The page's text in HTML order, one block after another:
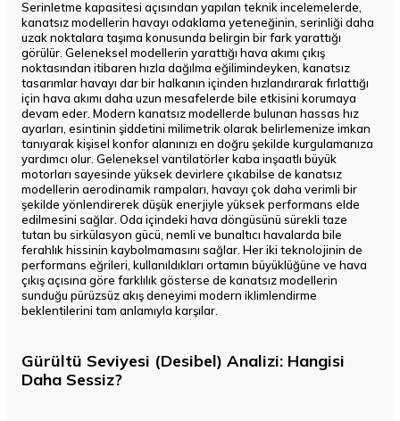
Serinletme kapasitesi açısından yapılan teknik incelemelerde,
kanatsız modellerin havayı odaklama yeteneğinin, serinliği daha
uzak noktalara taşıma konusunda belirgin bir fark yarattığı
görülür. Geleneksel modellerin yarattığı hava akımı çıkış
noktasından itibaren hızla dağılma eğilimindeyken, kanatsız
tasarımlar havayı dar bir halkanın içinden hızlandırarak fırlattığı
için hava akımı daha uzun mesafelerde bile etkisini korumaya
devam eder. Modern kanatsız modellerde bulunan hassas hız
ayarları, esintinin şiddetini milimetrik olarak belirlemenize imkan
tanıyarak kişisel konfor alanınızı en doğru şekilde kurgulamanıza
yardımcı olur. Geleneksel vantilatörler kaba inşaatlı büyük
motorları sayesinde yüksek devirlere çıkabilse de kanatsız
modellerin aerodinamik rampaları, havayı çok daha verimli bir
şekilde yönlendirerek düşük enerjiyle yüksek performans elde
edilmesini sağlar. Oda içindeki hava döngüsünü sürekli taze
tutan bu sirkülasyon gücü, nemli ve bunaltıcı havalarda bile
ferahlık hissinin kaybolmamasını sağlar. Her iki teknolojinin de
performans eğrileri, kullanıldıkları ortamın büyüklüğüne ve hava
çıkış açısına göre farklılık gösterse de kanatsız modellerin
sunduğu pürüzsüz akış deneyimi modern iklimlendirme
beklentilerini tam anlamıyla karşılar.
Gürültü Seviyesi (Desibel) Analizi: Hangisi
Daha Sessiz?